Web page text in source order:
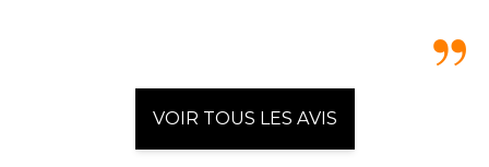
VOIR TOUS LES AVIS